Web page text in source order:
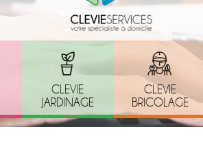
CLEVIE
JARDINAGE
CLEVIE
BRICOLAGE